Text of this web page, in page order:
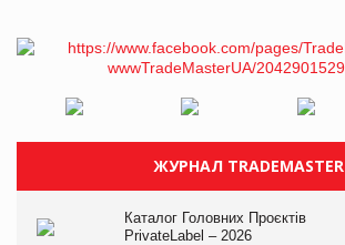
ЖУРНАЛ TRADEMASTER
Каталог Головних Проєктів
PrivateLabel – 2026